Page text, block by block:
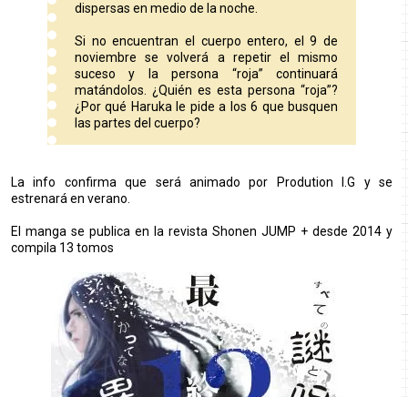
dispersas en medio de la noche.
Si no encuentran el cuerpo entero, el 9 de
noviembre se volverá a repetir el mismo
suceso y la persona “roja” continuará
matándolos. ¿Quién es esta persona “roja”?
¿Por qué Haruka le pide a los 6 que busquen
las partes del cuerpo?
La info confirma que será animado por Prodution I.G y se
estrenará en verano.
El manga se publica en la revista Shonen JUMP + desde 2014 y
compila 13 tomos